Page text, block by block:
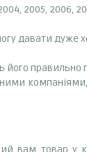
2005, 2006,
давати дуже
правильно
вам товар